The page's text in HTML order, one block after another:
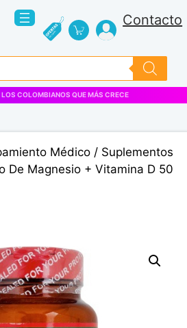
Contacto
EMPRESARIALES
Médico / Suplementos
De Magnesio + Vitamina D 50